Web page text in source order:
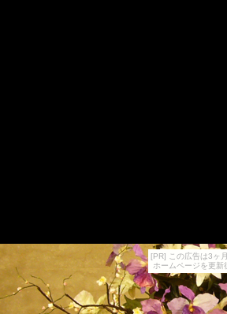
[PR] この広告は3ヶ
ホームページを更